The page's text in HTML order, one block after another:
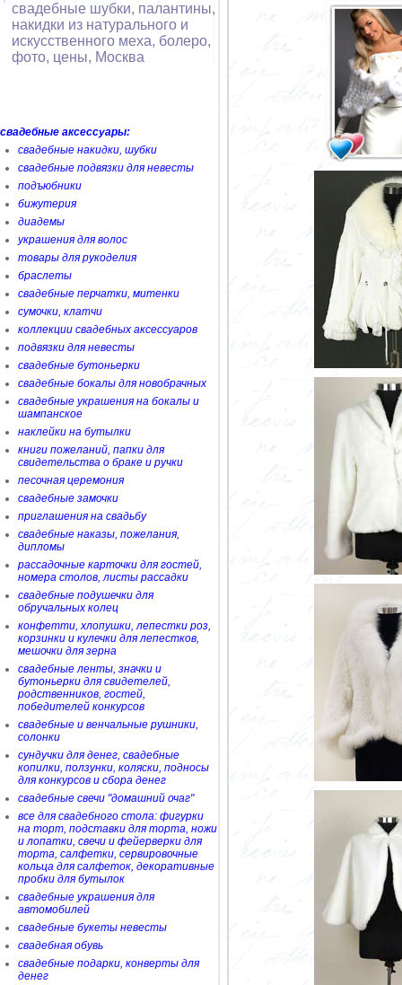
свадебные шубки, палантины,
накидки из натурального и
искусственного меха, болеро,
фото, цены, Москва
свадебные аксессуары:
свадебные накидки, шубки
свадебные подвязки для невесты
подъюбники
бижутерия
диадемы
украшения для волос
товары для рукоделия
браслеты
свадебные перчатки, митенки
сумочки, клатчи
коллекции свадебных аксессуаров
подвязки для невесты
свадебные бутоньерки
свадебные бокалы для новобрачных
свадебные украшения на бокалы и
шампанское
наклейки на бутылки
книги пожеланий, папки для
свидетельства о браке и ручки
песочная церемония
свадебные замочки
приглашения на свадьбу
свадебные наказы, пожелания,
дипломы
рассадочные карточки для гостей,
номера столов, листы рассадки
свадебные подушечки для
обручальных колец
конфетти, хлопушки, лепестки роз,
корзинки и кулечки для лепестков,
мешочки для зерна
свадебные ленты, значки и
бутоньерки для свидетелей,
родственников, гостей,
победителей конкурсов
свадебные и венчальные рушники,
солонки
сундучки для денег, свадебные
копилки, ползунки, коляски, подносы
для конкурсов и сбора денег
свадебные свечи "домашний очаг"
все для свадебного стола: фигурки
на торт, подставки для торта, ножи
и лопатки, свечи и фейерверки для
торта, салфетки, сервировочные
кольца для салфеток, декоративные
пробки для бутылок
свадебные украшения для
автомобилей
свадебные букеты невесты
свадебная обувь
свадебные подарки, конверты для
денег